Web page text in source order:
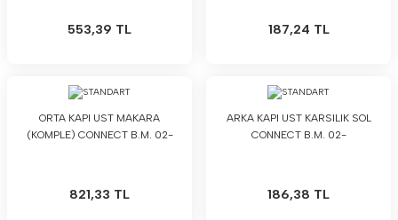
553,39 TL 187,24 TL
ORTA KAPI UST MAKARA
(KOMPLE) CONNECT B.M. 02-
821,33 TL
ARKA KAPI UST KARSILIK SOL
CONNECT B.M. 02-
186,38 TL